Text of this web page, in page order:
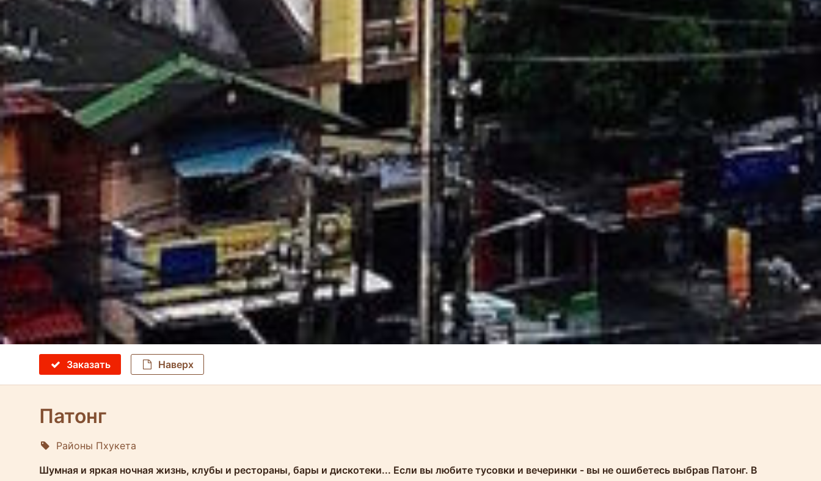
Заказать Наверх
Патонг
Районы Пхукета
Шумная и яркая ночная жизнь, клубы и рестораны, бары и дискотеки... Если вы любите тусовки и вечеринки - вы не ошибетесь выбрав Патонг. В